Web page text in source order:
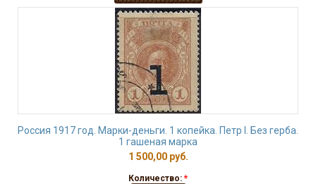
Россия 1917 год. Марки-деньги. 1 копейка. Петр I. Без герба.
1 гашеная марка
1 500,00 руб.
Количество: *